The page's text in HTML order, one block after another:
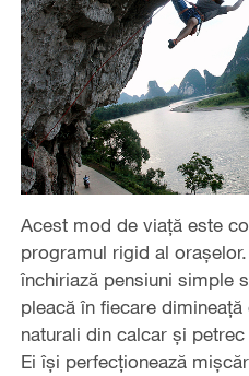
Acest mod de viață este
programul rigid al
închiriază pensiuni simple
pleacă în fiecare
naturali din calcar și
Ei își perfecționează